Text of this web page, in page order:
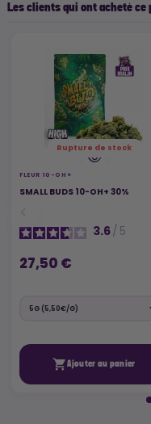
Les clients qui ont acheté
Rupture de stock
FLEUR 10-OH+
SMALL BUDS 10-OH+ 30%
3.6/ 5
27,50 €
Ajouter au panier